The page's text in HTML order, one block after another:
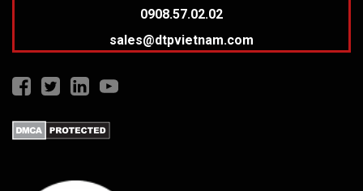
0908.57.02.02
sales@dtpvietnam.com